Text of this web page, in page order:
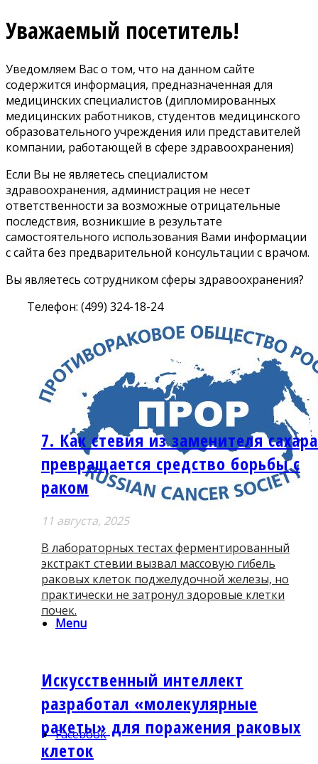
Уважаемый посетитель!
Уведомляем Вас о том, что на данном сайте
содержится информация, предназначенная для
медицинских специалистов (дипломированных
медицинских работников, студентов медицинского
образовательного учреждения или представителей
компании, работающей в сфере здравоохранения)
Если Вы не являетесь специалистом
здравоохранения, администрация не несет
ответственности за возможные отрицательные
последствия, возникшие в результате
самостоятельного использования Вами информации
с сайта без предварительной консультации с врачом.
Вы являетесь сотрудником сферы здравоохранения?
Телефон: (499) 324-18-24
Menu
Facebook
7. Как стевия из заменителя сахара
превращается средство борьбы с
раком
11 августа, 2025
В лабораторных тестах ферментированный
экстракт стевии вызвал массовую гибель
раковых клеток поджелудочной железы, но
практически не затронул здоровые клетки
почек.
Искусственный интеллект
разработал «молекулярные
ракеты» для поражения раковых
клеток